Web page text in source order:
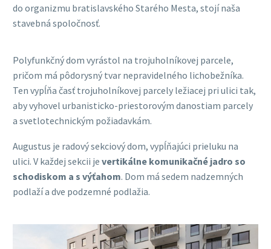
do organizmu bratislavského Starého Mesta, stojí naša
stavebná spoločnosť.
Polyfunkčný dom vyrástol na trojuholníkovej parcele,
pričom má pôdorysný tvar nepravidelného lichobežníka.
Ten vypĺňa časť trojuholníkovej parcely ležiacej pri ulici tak,
aby vyhovel urbanisticko-priestorovým danostiam parcely
a svetlotechnickým požiadavkám.
Augustus je radový sekciový dom, vypĺňajúci prieluku na
ulici. V každej sekcii je vertikálne komunikačné jadro so
schodiskom a s výťahom. Dom má sedem nadzemných
podlaží a dve podzemné podlažia.